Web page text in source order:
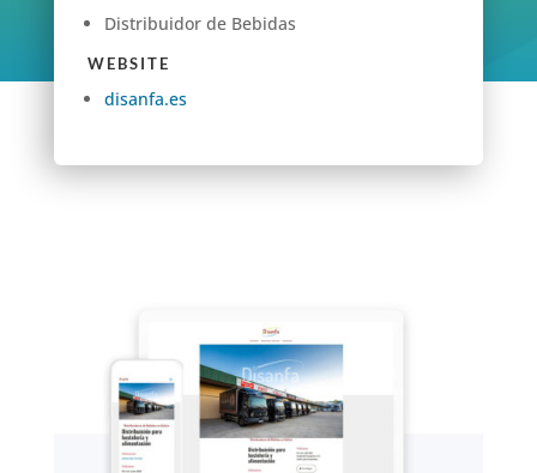
Distribuidor de Bebidas
WEBSITE
disanfa.es